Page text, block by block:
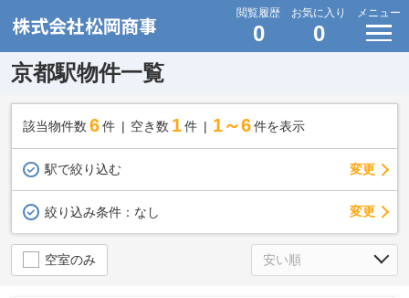
閲覧履歴
0
お気に入り
0
メニュー
京都駅物件一覧
該当物件数 6件 空き数 1 件 1～6 件を表示
駅で絞り込む 変更
絞り込み条件： なし 変更
空室のみ